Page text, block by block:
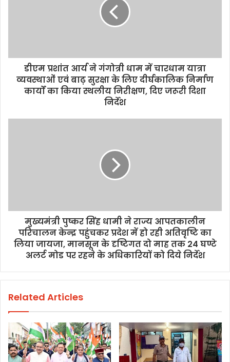
डीएम प्रशांत आर्य ने गंगोत्री धाम में चारधाम यात्रा
व्यवस्थाओं एवं बाढ़ सुरक्षा के लिए दीर्घकालिक निर्माण
कार्यों का किया स्थलीय निरीक्षण, दिए जरूरी दिशा
निर्देश
मुख्यमंत्री पुष्कर सिंह धामी ने राज्य आपतकालीन
परिचालन केन्द्र पहुंचकर प्रदेश में हो रही अतिवृष्टि का
लिया जायजा, मानसून के दृष्टिगत दो माह तक 24 घण्टे
अलर्ट मोड पर रहने के अधिकारियों को दिये निर्देश
Related Articles